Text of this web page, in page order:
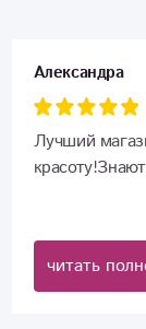
Александра
Лучший
читать